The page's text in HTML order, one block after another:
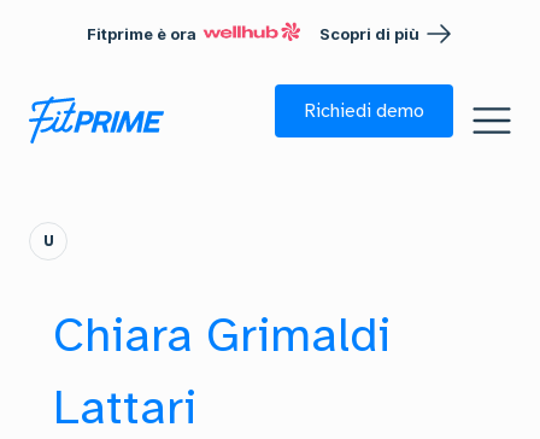
Fitprime è ora Scopri di più
Richiedi demo
U
Chiara Grimaldi
Lattari